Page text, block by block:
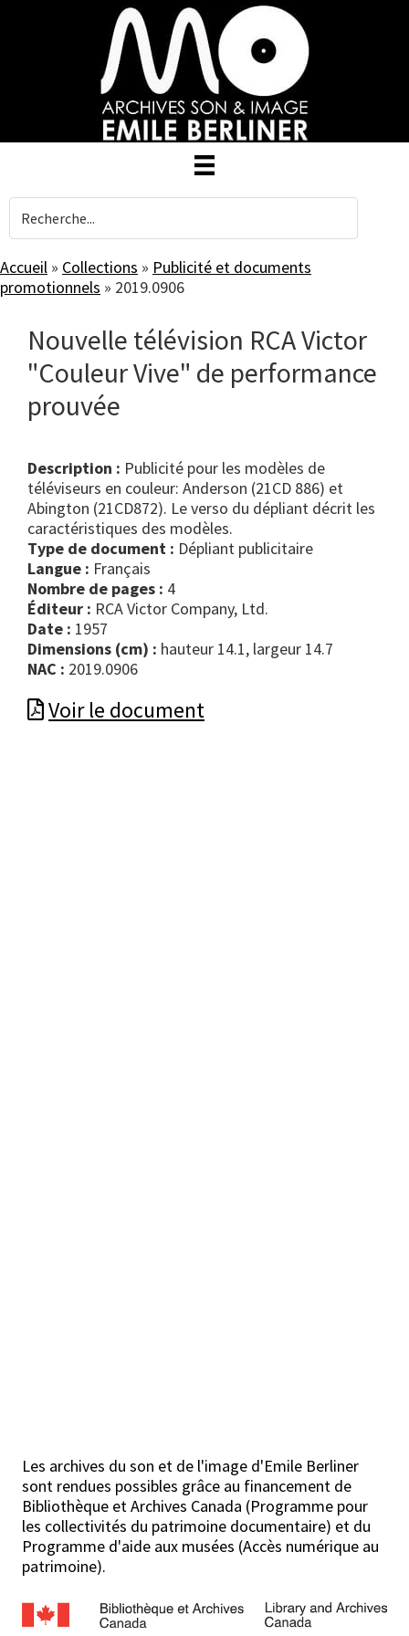
Accueil » Collections » Publicité et documents
promotionnels » 2019.0906
Nouvelle télévision RCA Victor
"Couleur Vive" de performance
prouvée
Description : Publicité pour les modèles de
téléviseurs en couleur: Anderson (21CD 886) et
Abington (21CD872). Le verso du dépliant décrit les
caractéristiques des modèles.
Type de document :
dépliant publicitaire
Langue : Français
Nombre de pages : 4
Éditeur : RCA Victor Company, Ltd.
Date : 1957
Dimensions (cm) : hauteur 14.1, largeur 14.7
NAC : 2019.0906
Voir le document
Les archives du son et de l'image d'Emile Berliner
sont rendues possibles grâce au financement de
Bibliothèque et Archives Canada (Programme pour
les collectivités du patrimoine documentaire) et du
Programme d'aide aux musées (Accès numérique au
patrimoine).